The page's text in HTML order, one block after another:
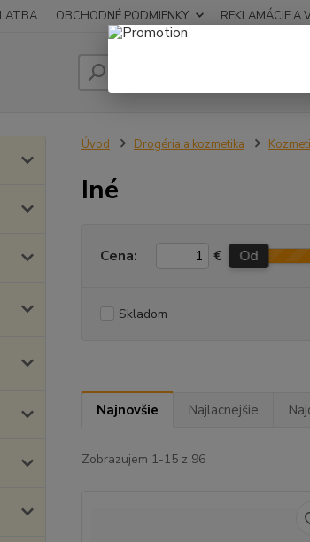
OBCHODNÉ PODMIENKY REKLAMÁCIE A
Úvod Drogéria a kozmetika
Iné
Cena: € Od
Skladom
Najnovšie Najlacnejšie
Zobrazujem 1-15 z 96